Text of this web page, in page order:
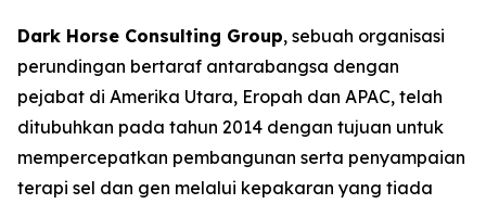
Dark Horse Consulting Group, sebuah organisasi
perundingan bertaraf antarabangsa dengan
pejabat di Amerika Utara, Eropah dan APAC, telah
ditubuhkan pada tahun 2014 dengan tujuan untuk
mempercepatkan pembangunan serta penyampaian
terapi sel dan gen melalui kepakaran yang tiada